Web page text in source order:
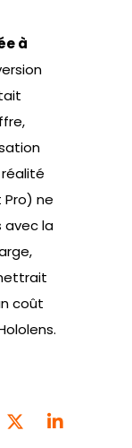
à
réalité
ne
avec la
coût